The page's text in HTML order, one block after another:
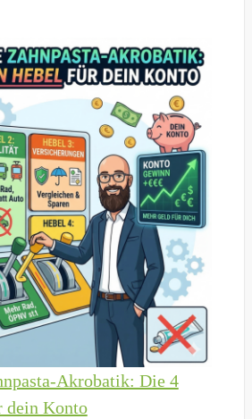
Dispo-
Sumpf:
Warum
du
der
Bank
kein
Geld
mehr
schenken
solltest
Akrobatik: Die 4
dein Konto